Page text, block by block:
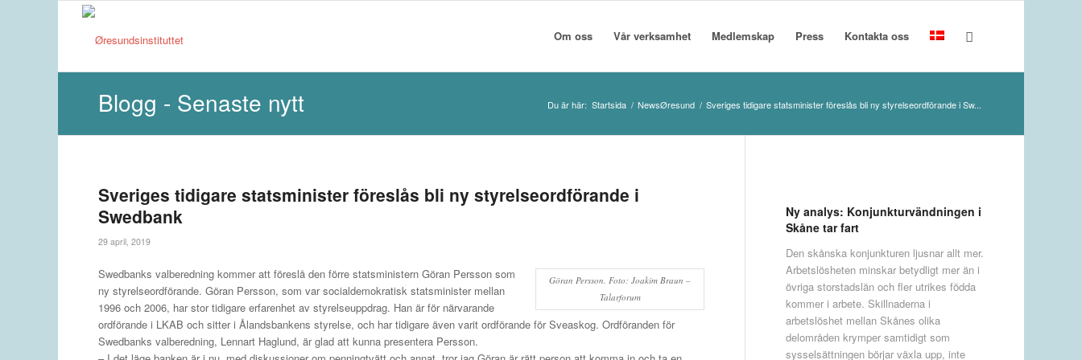
Om oss Vår verksamhet Medlemskap Press Kontakta oss
Blogg - Senaste nytt Du är här: Startsida / NewsØresund / Sveriges tidigare statsminister föreslås bli ny styrelseordförande i Sw...
Sveriges tidigare statsminister föreslås bli ny styrelseordförande i
Swedbank
29 april, 2019
Göran Persson. Foto: Joakim Braun –
Talarforum
Swedbanks valberedning kommer att föreslå den förre statsministern Göran Persson som
ny styrelseordförande. Göran Persson, som var socialdemokratisk statsminister mellan
1996 och 2006, har stor tidigare erfarenhet av styrelseuppdrag. Han är för närvarande
ordförande i LKAB och sitter i Ålandsbankens styrelse, och har tidigare även varit ordförande för Sveaskog. Ordföranden för
Swedbanks valberedning, Lennart Haglund, är glad att kunna presentera Persson.
Ny analys: Konjunkturvändningen i
Skåne tar fart
Den skånska konjunkturen ljusnar allt mer.
Arbetslösheten minskar betydligt mer än i
övriga storstadslän och fler utrikes födda
kommer i arbete. Skillnaderna i
arbetslöshet mellan Skånes olika
delområden krymper samtidigt som
sysselsättningen börjar växla upp, inte